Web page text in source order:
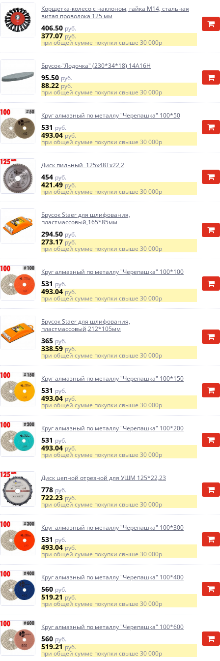
Корщетка-колесо с наклоном, гайка М14, стальная
витая проволока 125 мм
406.50 руб.
377.07руб.
при общей сумме покупки свыше 30 000р
Брусок-"Лодочка" (230*34*18) 14А16Н
95.50 руб.
88.22руб.
при общей сумме покупки свыше 30 000р
Круг алмазный по металлу "Черепашка" 100*50
531 руб.
493.04руб.
при общей сумме покупки свыше 30 000р
Диск пильный 125х48Тх22,2
454 руб.
421.49руб.
при общей сумме покупки свыше 30 000р
Брусок Staer для шлифования,
пластмассовый,165*85мм
294.50 руб.
273.17руб.
при общей сумме покупки свыше 30 000р
Круг алмазный по металлу "Черепашка" 100*100
531 руб.
493.04руб.
при общей сумме покупки свыше 30 000р
Брусок Staer для шлифования,
пластмассовый,212*105мм
365 руб.
338.59руб.
при общей сумме покупки свыше 30 000р
Круг алмазный по металлу "Черепашка" 100*150
531 руб.
493.04руб.
при общей сумме покупки свыше 30 000р
Круг алмазный по металлу "Черепашка" 100*200
531 руб.
493.04руб.
при общей сумме покупки свыше 30 000р
Диск цепной отрезной для УШМ 125*22,23
778 руб.
722.23руб.
при общей сумме покупки свыше 30 000р
Круг алмазный по металлу "Черепашка" 100*300
531 руб.
493.04руб.
при общей сумме покупки свыше 30 000р
Круг алмазный по металлу "Черепашка" 100*400
560 руб.
519.21руб.
при общей сумме покупки свыше 30 000р
Круг алмазный по металлу "Черепашка" 100*600
560 руб.
519.21руб.
при общей сумме покупки свыше 30 000р